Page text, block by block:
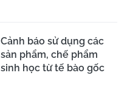
Cảnh báo sử dụng các
sản phẩm, chế phẩm
sinh học từ tế bào gốc